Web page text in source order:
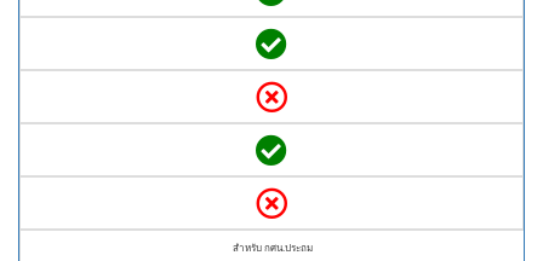
สำหรับ กศน.ประถม